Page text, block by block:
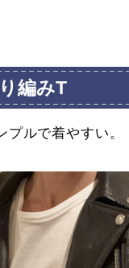
編みT
プルで着やすい。